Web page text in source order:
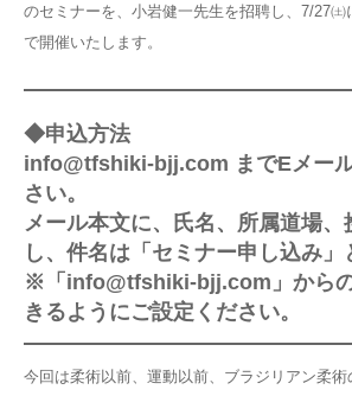
のセミナーを、小岩健一先生を招聘し、7/27㈯
で開催いたします。
◆申込方法
info@tfshiki-bjj.com までEメー
さい。
メール本文に、氏名、所属道場
し、件名は「セミナー申し込み」
※「info@tfshiki-bjj.com」から
きるようにご設定ください。
今回は柔術以前、運動以前、ブラジリアン柔術